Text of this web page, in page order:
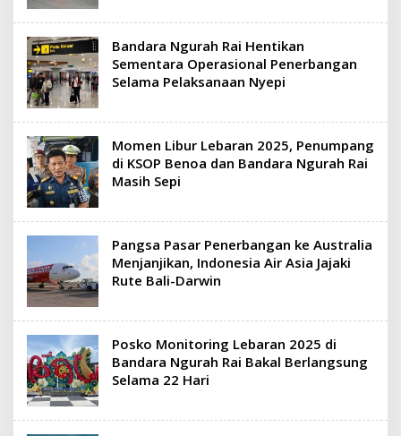
Bandara Ngurah Rai Hentikan
Sementara Operasional Penerbangan
Selama Pelaksanaan Nyepi
Momen Libur Lebaran 2025, Penumpang
di KSOP Benoa dan Bandara Ngurah Rai
Masih Sepi
Pangsa Pasar Penerbangan ke Australia
Menjanjikan, Indonesia Air Asia Jajaki
Rute Bali-Darwin
Posko Monitoring Lebaran 2025 di
Bandara Ngurah Rai Bakal Berlangsung
Selama 22 Hari